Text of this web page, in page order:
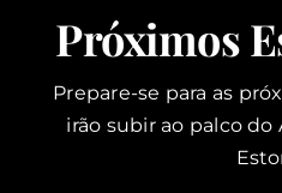
Próximos
Prepare-se para as
irão subir ao palco